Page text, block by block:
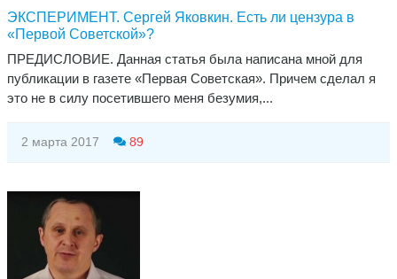
ЭКСПЕРИМЕНТ. Сергей Яковкин. Есть ли цензура в
«Первой Советской»?
ПРЕДИСЛОВИЕ. Данная статья была написана мной для
публикации в газете «Первая Советская». Причем сделал я
это не в силу посетившего меня безумия,...
2 марта 2017 89